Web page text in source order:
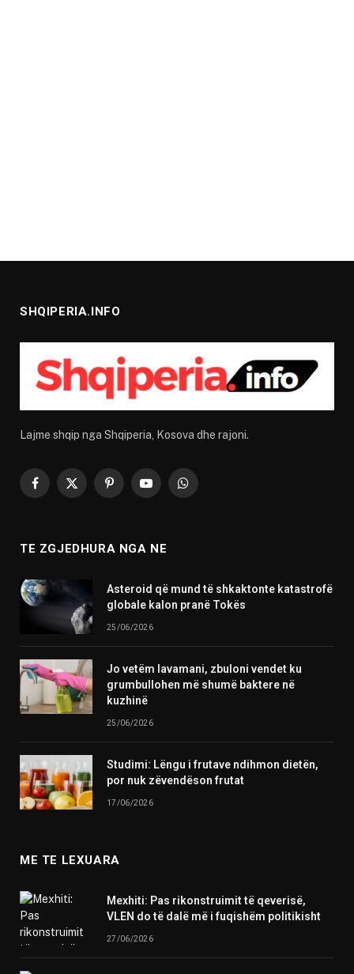
SHQIPERIA.INFO
Lajme shqip nga Shqiperia, Kosova dhe rajoni.
Facebook
X
PinterestYouTubeWhatsApp
TE ZGJEDHURA NGA NE
Asteroid që mund të shkaktonte katastrofë
globale kalon pranë Tokës
25/06/2026
Jo vetëm lavamani, zbuloni vendet ku
grumbullohen më shumë baktere në
kuzhinë
25/06/2026
Studimi: Lëngu i frutave ndihmon dietën,
por nuk zëvendëson frutat
17/06/2026
ME TE LEXUARA
Mexhiti: Pas rikonstruimit të qeverisë,
VLEN do të dalë më i fuqishëm politikisht
27/06/2026